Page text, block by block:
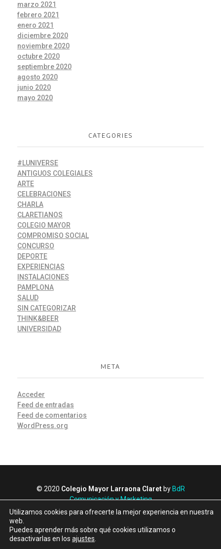
marzo 2021
febrero 2021
enero 2021
diciembre 2020
noviembre 2020
octubre 2020
septiembre 2020
agosto 2020
junio 2020
mayo 2020
CATEGORIES
#LUNIVERSE
ANTIGUOS COLEGIALES
ARTE
CELEBRACIONES
CHARLA
CLARETIANOS
COLEGIO MAYOR
COMPROMISO SOCIAL
CONCURSO
DEPORTE
EXPERIENCIAS
INSTALACIONES
PAMPLONA
SALUD
SIN CATEGORIZAR
THINK&BEER
UNIVERSIDAD
META
Acceder
Feed de entradas
Feed de comentarios
WordPress.org
© 2020 Colegio Mayor Larraona ClaretbyBdR
Comunicación y Marketing
Política de Privacidad
Canal de denuncias
Albergue Larraona
Utilizamos cookies para ofrecerte la mejor experiencia en nuestra
web.
Puedes aprender más sobre qué cookies utilizamos o
desactivarlas en los ajustes